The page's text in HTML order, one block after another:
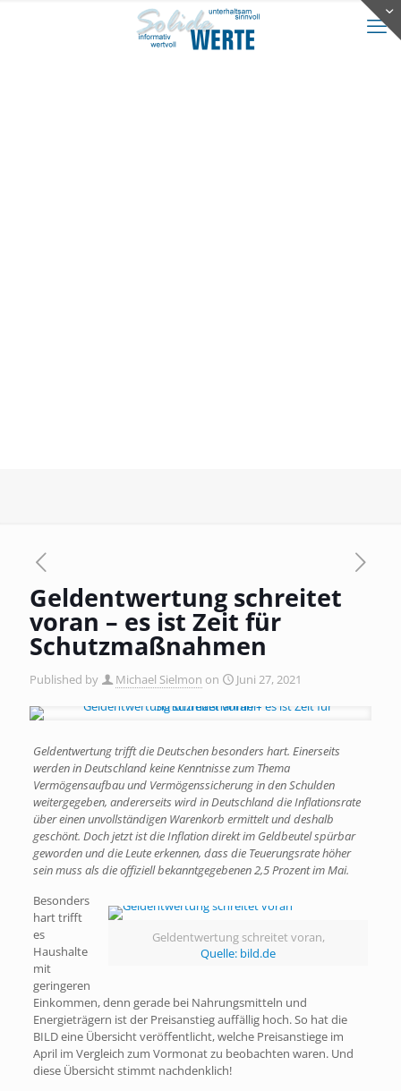
Geldentwertung schreitet
voran – es ist Zeit für
Schutzmaßnahmen
Published by Michael Sielmon on Juni 27, 2021
Geldentwertung trifft die Deutschen besonders hart. Einerseits
werden in Deutschland keine Kenntnisse zum Thema
Vermögensaufbau und Vermögenssicherung in den Schulden
weitergegeben, andererseits wird in Deutschland die Inflationsrate
über einen unvollständigen Warenkorb ermittelt und deshalb
geschönt. Doch jetzt ist die Inflation direkt im Geldbeutel spürbar
geworden und die Leute erkennen, dass die Teuerungsrate höher
sein muss als die offiziell bekanntgegebenen 2,5 Prozent im Mai.
Geldentwertung schreitet voran,
Quelle: bild.de
Besonders
hart trifft
es
Haushalte
mit
geringeren
Einkommen, denn gerade bei Nahrungsmitteln und
Energieträgern ist der Preisanstieg auffällig hoch. So hat die
BILD eine Übersicht veröffentlicht, welche Preisanstiege im
April im Vergleich zum Vormonat zu beobachten waren. Und
diese Übersicht stimmt nachdenklich!